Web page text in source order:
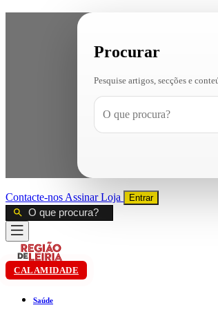
Procurar
Pesquise artigos, secções e
Contacte-nos AssinarLoja Entrar
CALAMIDADE
Saúde